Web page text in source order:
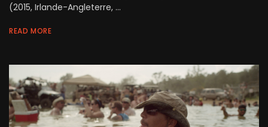
(2015, Irlande-Angleterre, ...
READ MORE